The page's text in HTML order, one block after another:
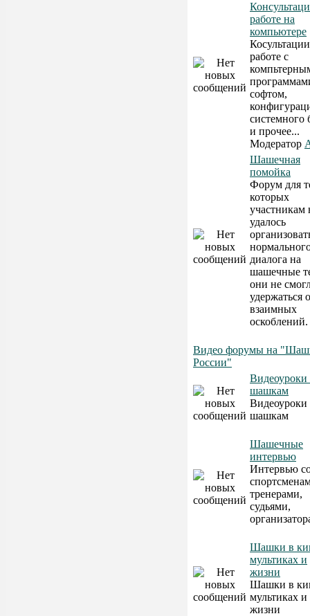
работе на
компьютере
работе с
софтом,
системного
и прочее...
Модератор
Шашечная
помойка
Форум для
которых
участникам
удалось
диалога на
шашечные
они не
удержаться
взаимных
оскоблений.
Видео форумы на
России"
Видеоуроки
шашкам
Видеоуроки
шашкам
Шашечные
интервью
Интервью
тренерами,
судьями,
Шашки в
мультиках и
жизни
Шашки в
мультиках и
жизни